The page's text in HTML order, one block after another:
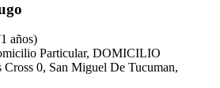
años)
Particular, DOMICILIO
0, San Miguel De Tucuman,